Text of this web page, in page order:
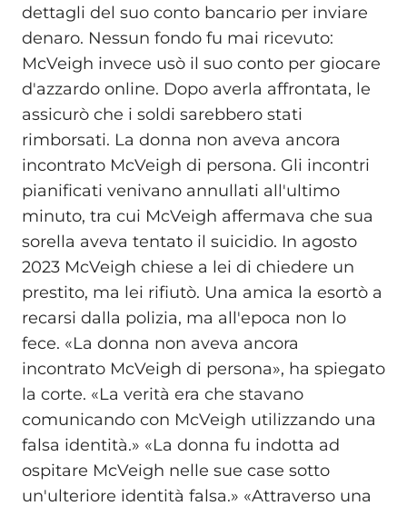
dettagli del suo conto bancario per inviare
denaro. Nessun fondo fu mai ricevuto:
McVeigh invece usò il suo conto per giocare
d'azzardo online. Dopo averla affrontata, le
assicurò che i soldi sarebbero stati
rimborsati. La donna non aveva ancora
incontrato McVeigh di persona. Gli incontri
pianificati venivano annullati all'ultimo
minuto, tra cui McVeigh affermava che sua
sorella aveva tentato il suicidio. In agosto
2023 McVeigh chiese a lei di chiedere un
prestito, ma lei rifiutò. Una amica la esortò a
recarsi dalla polizia, ma all'epoca non lo
fece. «La donna non aveva ancora
incontrato McVeigh di persona», ha spiegato
la corte. «La verità era che stavano
comunicando con McVeigh utilizzando una
falsa identità.» «La donna fu indotta ad
ospitare McVeigh nelle sue case sotto
un'ulteriore identità falsa.» «Attraverso una